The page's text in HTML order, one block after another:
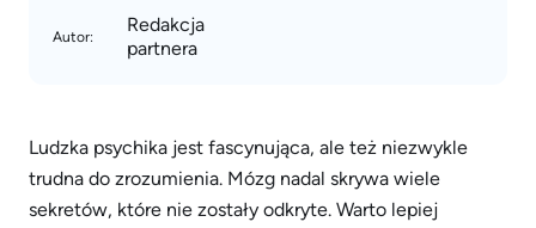
Autor:
Redakcja
partnera
Ludzka psychika jest fascynująca, ale też niezwykle
trudna do zrozumienia. Mózg nadal skrywa wiele
sekretów, które nie zostały odkryte. Warto lepiej